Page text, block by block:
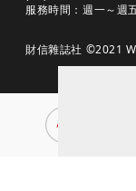
服務時間：週一～週
財信雜誌社 ©2021